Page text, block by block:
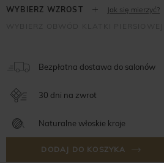
Jak się mierzyć?
Bezpłatna dostawa do salonów
30 dni na zwrot
Naturalne włoskie kroje
DODAJ DO KOSZYKA